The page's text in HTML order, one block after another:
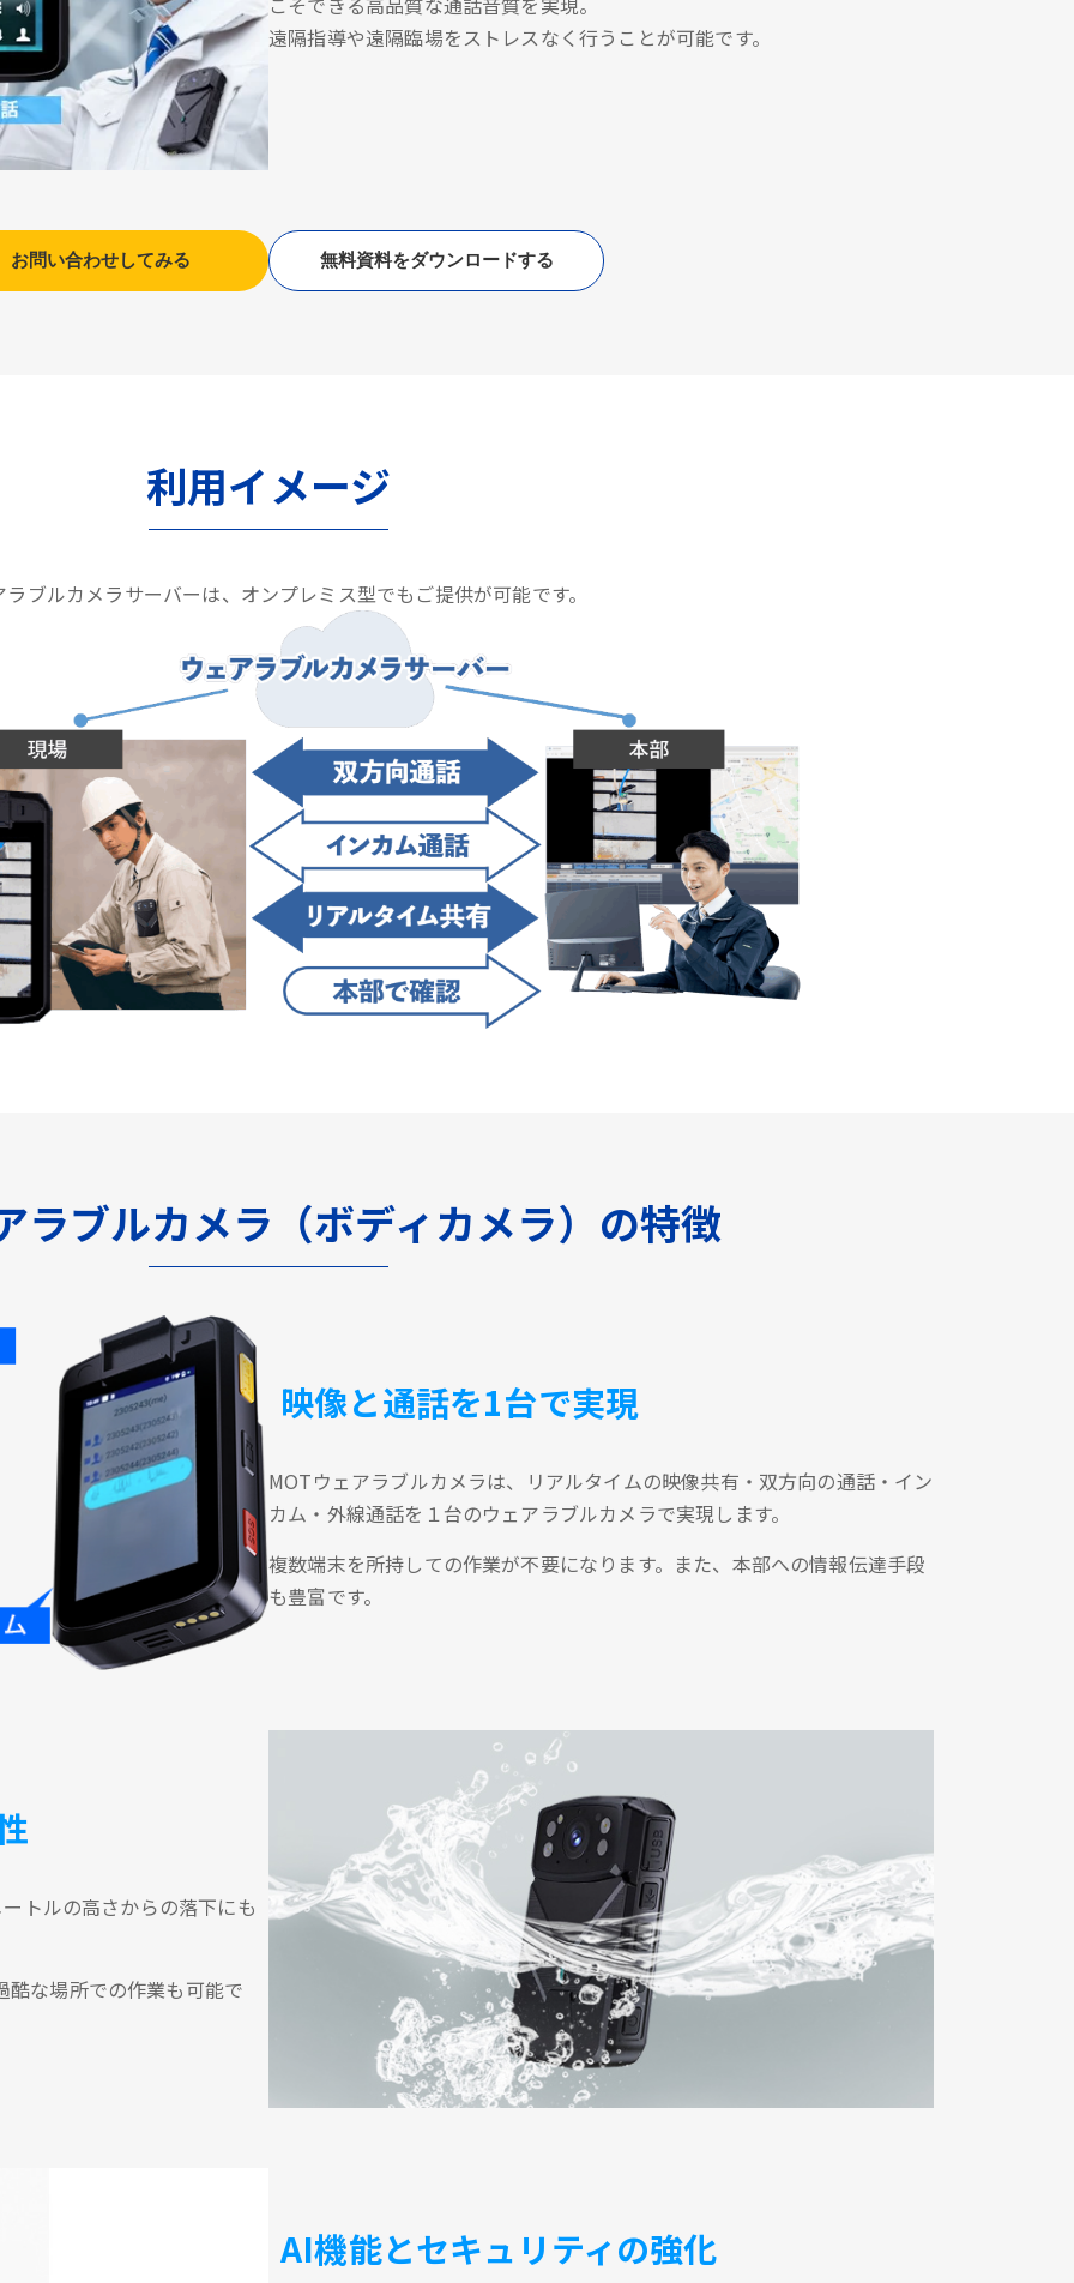
遠隔指導や遠隔臨場をストレスなく行うことが可能です。
お問い合わせしてみる 無料資料をダウンロードする
利用イメージ
ラブルカメラサーバーは、オンプレミス型でもご提供が可能です。
ラブルカメラ（ボディカメラ）の特徴
映像と通話を1台で実現
MOTウェアラブルカメラは、リアルタイムの映像共有・双方向の通話・イン
カム・外線通話を１台のウェアラブルカメラで実現します。
複数端末を所持しての作業が不要になります。また、本部への情報伝達手段
も豊富です。
トルの高さからの落下にも
な場所での作業も可能で
AI機能とセキュリティの強化